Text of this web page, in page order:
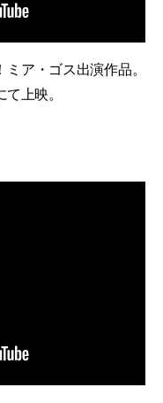
ア・ゴス出演作品。
上映。